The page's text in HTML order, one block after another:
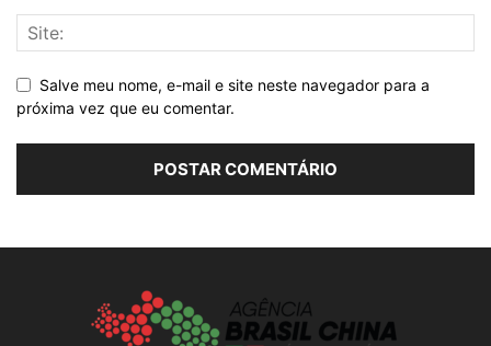
Salve meu nome, e-mail e site neste navegador para a
próxima vez que eu comentar.